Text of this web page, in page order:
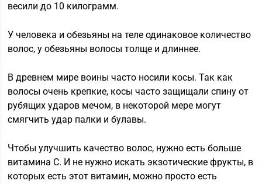
весили до 10 килограмм.
У человека и обезьяны на теле одинаковое количество
волос, у обезьяны волосы толще и длиннее.
В древнем мире воины часто носили косы. Так как
волосы очень крепкие, косы часто защищали спину от
рубящих ударов мечом, в некоторой мере могут
смягчить удар палки и булавы.
Чтобы улучшить качество волос, нужно есть больше
витамина С. И не нужно искать экзотические фрукты, в
которых есть этот витамин, можно просто есть